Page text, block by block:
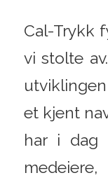
Cal-Trykk
vi stolte
et kjent
har i dag